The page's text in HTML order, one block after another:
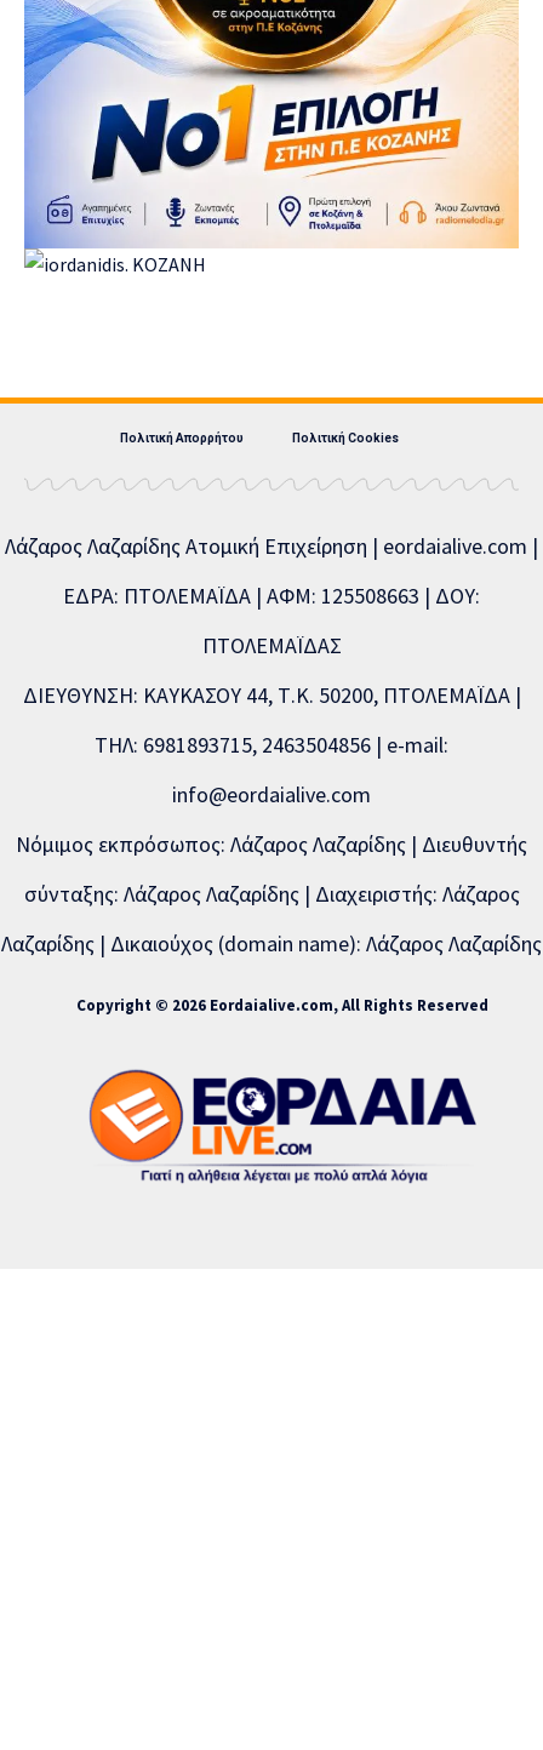
Πολιτική Απορρήτου Πολιτική Cookies
Λάζαρος Λαζαρίδης Ατομική Επιχείρηση | eordaialive.com |
ΕΔΡΑ: ΠΤΟΛΕΜΑΪΔΑ | ΑΦΜ: 125508663 | ΔΟΥ:
ΠΤΟΛΕΜΑΪΔΑΣ
ΔΙΕΥΘΥΝΣΗ: ΚΑΥΚΑΣΟΥ 44, Τ.Κ. 50200, ΠΤΟΛΕΜΑΪΔΑ |
ΤΗΛ: 6981893715, 2463504856 | e-mail:
info@eordaialive.com
Νόμιμος εκπρόσωπος: Λάζαρος Λαζαρίδης | Διευθυντής
σύνταξης: Λάζαρος Λαζαρίδης | Διαχειριστής: Λάζαρος
Λαζαρίδης | Δικαιούχος (domain name): Λάζαρος Λαζαρίδης
Copyright © 2026 Eordaialive.com, All Rights Reserved